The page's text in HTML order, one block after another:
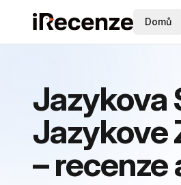
Domů
Jazykova
Jazykove
– recenze